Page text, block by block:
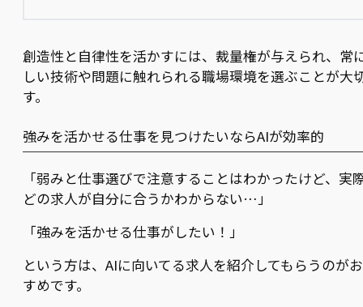
創造性と自律性を活かすには、裁量権が与えられ、常
しい技術や問題に触れられる職場環境を選ぶことが大
す。
強みを活かせる仕事を見つけたいならAIが効率的
「弱みと仕事選びで注意することはわかったけど、実
どの求人が自分に合うかわからない…」
「強みを活かせる仕事がしたい！」
という方は、AIに向いてる求人を紹介してもらうのが
すめです。